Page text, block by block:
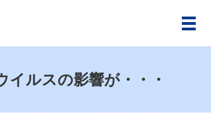
メ
イルスの影響が・・・